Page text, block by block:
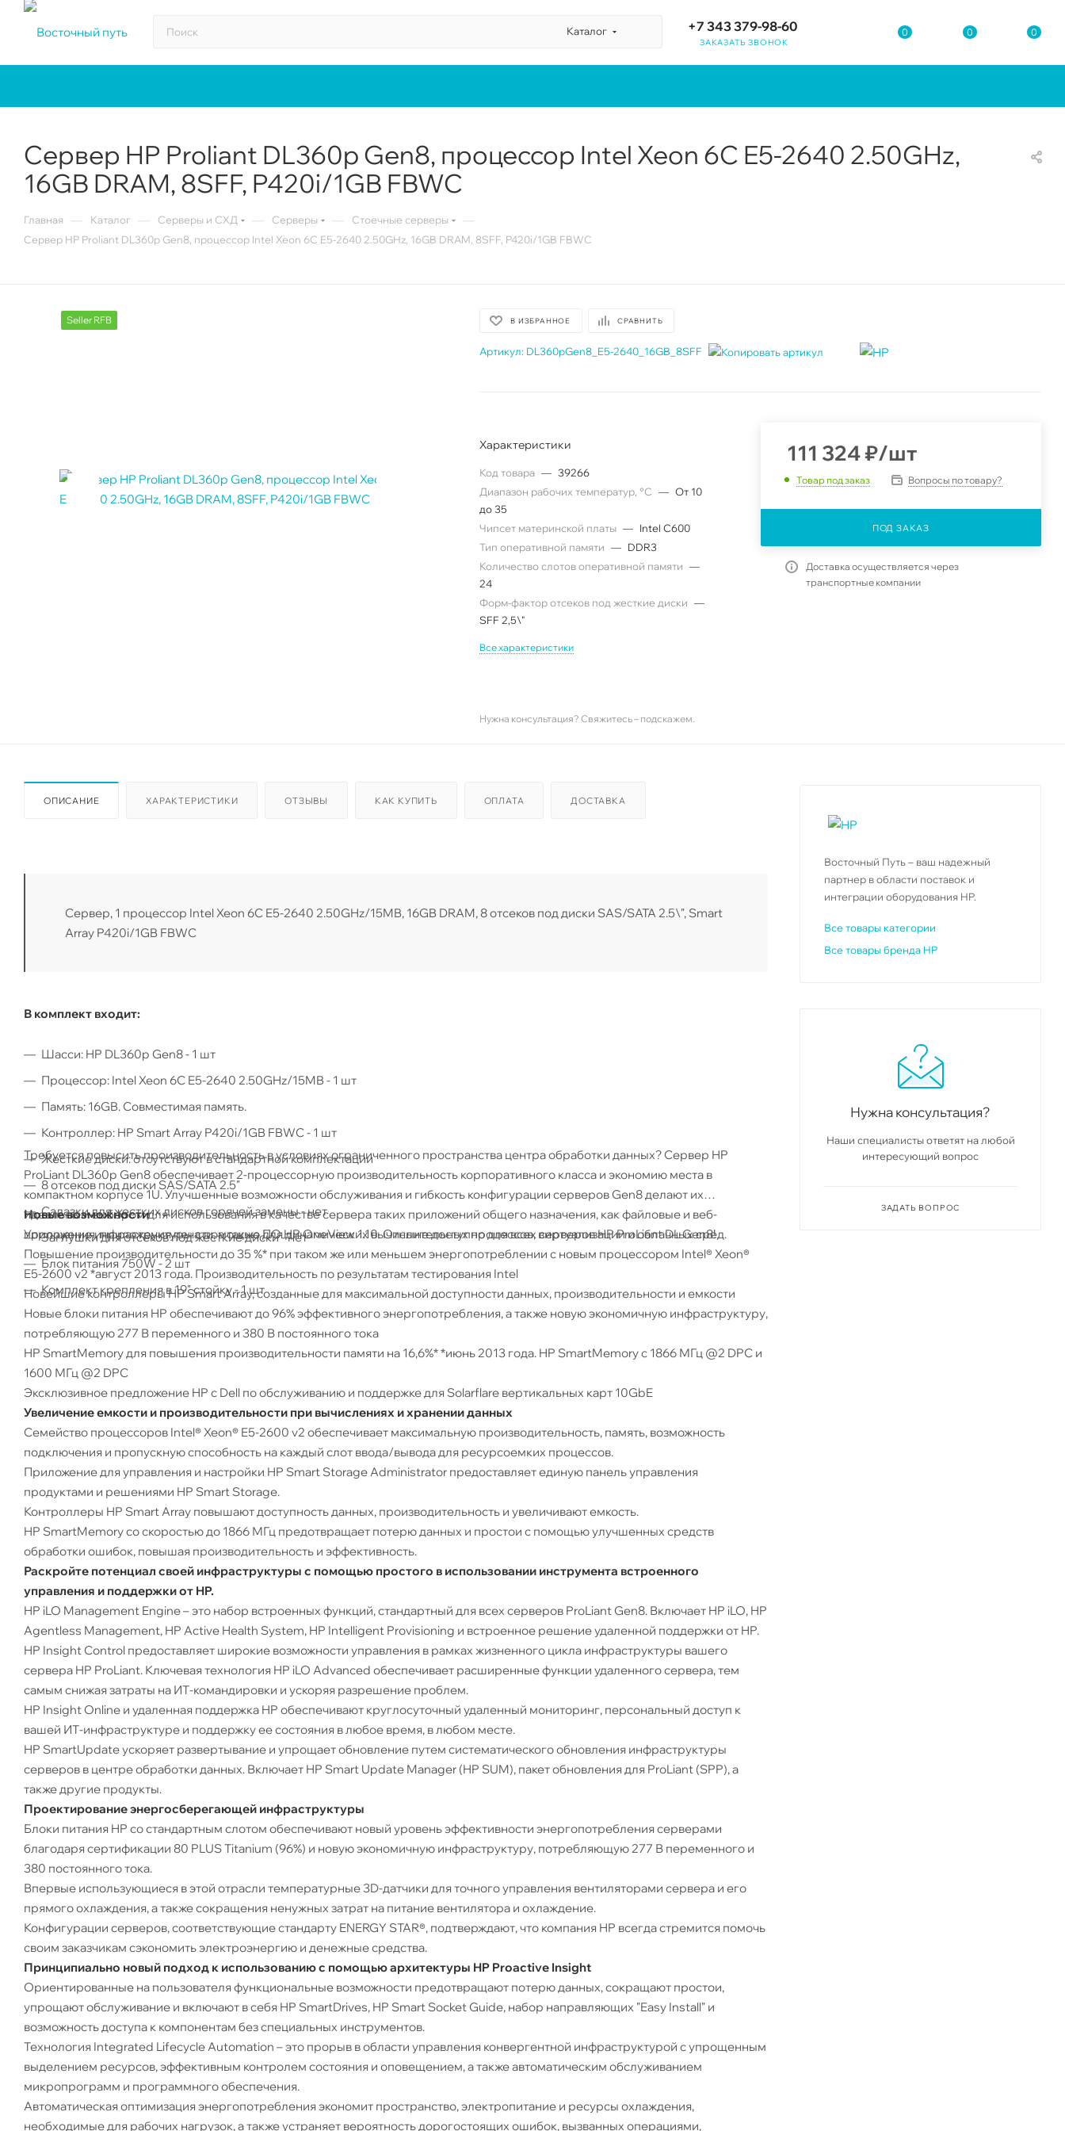
Каталог +7 343 379-98-60
ЗАКАЗАТЬ ЗВОНОК
0 0 0
Сервер HP Proliant DL360p Gen8, процессор Intel Xeon 6C E5-2640 2.50GHz,
16GB DRAM, 8SFF, P420i/1GB FBWC
Главная Каталог Серверы и СХД Серверы Стоечные серверы
Сервер HP Proliant DL360p Gen8, процессор Intel Xeon 6C E5-2640 2.50GHz, 16GB DRAM, 8SFF, P420i/1GB FBWC
Seller RFB В ИЗБРАННОЕ СРАВНИТЬ
Артикул: DL360pGen8_E5-2640_16GB_8SFF
Характеристики
Код товара — 39266
Диапазон рабочих температур, °C — От 10
до 35
Чипсет материнской платы — Intel C600
Тип оперативной памяти — DDR3
Количество слотов оперативной памяти —
24
Форм-фактор отсеков под жесткие диски —
SFF 2,5\"
Все характеристики
111 324₽/шт
Товар под заказ Вопросы по товару?
ПОД ЗАКАЗ
Доставка осуществляется через
транспортные компании
Нужна консультация? Свяжитесь – подскажем.
ОПИСАНИЕ ХАРАКТЕРИСТИКИ ОТЗЫВЫ КАК КУПИТЬ ОПЛАТА ДОСТАВКА
Сервер, 1 процессор Intel Xeon 6C E5-2640 2.50GHz/15MB, 16GB DRAM, 8 отсеков под диски SAS/SATA 2.5\", Smart
Array P420i/1GB FBWC
В комплект входит:
Шасси: HP DL360p Gen8 - 1 шт
Процессор: Intel Xeon 6C E5-2640 2.50GHz/15MB - 1 шт
Память: 16GB. Совместимая память.
Контроллер: HP Smart Array P420i/1GB FBWC - 1 шт
Жесткие диски: отсутствуют в стандартной комплектации
8 отсеков под диски SAS/SATA 2.5"
Салазки для жестких дисков горячей замены - нет
Заглушки для отсеков под жесткие диски - нет
Блок питания 750W - 2 шт
Комплект крепления в 19" стойку - 1 шт
Требуется повысить производительность в условиях ограниченного пространства центра обработки данных? Сервер HP
ProLiant DL360p Gen8 обеспечивает 2-процессорную производительность корпоративного класса и экономию места в
компактном корпусе 1U. Улучшенные возможности обслуживания и гибкость конфигурации серверов Gen8 делают их
идеальным выбором для использования в качестве сервера таких приложений общего назначения, как файловые и веб-
приложения, приложения печати, а также для динамических вычислительных процессов, виртуализации и облачных сред.
Новые возможности
Упрощение инфраструктуры с помощью ПО HP OneView 1.10. Отныне доступно для всех серверов HP ProLiant DL Gen8!
Повышение производительности до 35 %* при таком же или меньшем энергопотреблении с новым процессором Intel® Xeon®
E5-2600 v2 *август 2013 года. Производительность по результатам тестирования Intel
Новейшие контроллеры HP Smart Array, созданные для максимальной доступности данных, производительности и емкости
Новые блоки питания HP обеспечивают до 96% эффективного энергопотребления, а также новую экономичную инфраструктуру,
потребляющую 277 В переменного и 380 В постоянного тока
HP SmartMemory для повышения производительности памяти на 16,6%* *июнь 2013 года. HP SmartMemory с 1866 МГц @2 DPC и
1600 МГц @2 DPC
Эксклюзивное предложение HP с Dell по обслуживанию и поддержке для Solarflare вертикальных карт 10GbE
Увеличение емкости и производительности при вычислениях и хранении данных
Семейство процессоров Intel® Xeon® E5-2600 v2 обеспечивает максимальную производительность, память, возможность
подключения и пропускную способность на каждый слот ввода/вывода для ресурсоемких процессов.
Приложение для управления и настройки HP Smart Storage Administrator предоставляет единую панель управления
продуктами и решениями HP Smart Storage.
Контроллеры HP Smart Array повышают доступность данных, производительность и увеличивают емкость.
HP SmartMemory со скоростью до 1866 МГц предотвращает потерю данных и простои с помощью улучшенных средств
обработки ошибок, повышая производительность и эффективность.
Раскройте потенциал своей инфраструктуры с помощью простого в использовании инструмента встроенного
управления и поддержки от HP.
HP iLO Management Engine – это набор встроенных функций, стандартный для всех серверов ProLiant Gen8. Включает HP iLO, HP
Agentless Management, HP Active Health System, HP Intelligent Provisioning и встроенное решение удаленной поддержки от HP.
HP Insight Control предоставляет широкие возможности управления в рамках жизненного цикла инфраструктуры вашего
сервера HP ProLiant. Ключевая технология HP iLO Advanced обеспечивает расширенные функции удаленного сервера, тем
самым снижая затраты на ИТ-командировки и ускоряя разрешение проблем.
HP Insight Online и удаленная поддержка HP обеспечивают круглосуточный удаленный мониторинг, персональный доступ к
вашей ИТ-инфраструктуре и поддержку ее состояния в любое время, в любом месте.
HP SmartUpdate ускоряет развертывание и упрощает обновление путем систематического обновления инфраструктуры
серверов в центре обработки данных. Включает HP Smart Update Manager (HP SUM), пакет обновления для ProLiant (SPP), а
также другие продукты.
Проектирование энергосберегающей инфраструктуры
Блоки питания HP со стандартным слотом обеспечивают новый уровень эффективности энергопотребления серверами
благодаря сертификации 80 PLUS Titanium (96%) и новую экономичную инфраструктуру, потребляющую 277 В переменного и
380 постоянного тока.
Впервые использующиеся в этой отрасли температурные 3D-датчики для точного управления вентиляторами сервера и его
прямого охлаждения, а также сокращения ненужных затрат на питание вентилятора и охлаждение.
Конфигурации серверов, соответствующие стандарту ENERGY STAR®, подтверждают, что компания HP всегда стремится помочь
своим заказчикам сэкономить электроэнергию и денежные средства.
Принципиально новый подход к использованию с помощью архитектуры HP Proactive Insight
Ориентированные на пользователя функциональные возможности предотвращают потерю данных, сокращают простои,
упрощают обслуживание и включают в себя HP SmartDrives, HP Smart Socket Guide, набор направляющих "Easy Install" и
возможность доступа к компонентам без специальных инструментов.
Технология Integrated Lifecycle Automation – это прорыв в области управления конвергентной инфраструктурой с упрощенным
выделением ресурсов, эффективным контролем состояния и оповещением, а также автоматическим обслуживанием
микропрограмм и программного обеспечения.
Автоматическая оптимизация энергопотребления экономит пространство, электропитание и ресурсы охлаждения,
необходимые для рабочих нагрузок, а также устраняет вероятность дорогостоящих ошибок, вызванных операциями,
Восточный Путь – ваш надежный
партнер в области поставок и
интеграции оборудования HP.
Все товары категории
Все товары бренда HP
Нужна консультация?
Наши специалисты ответят на любой
интересующий вопрос
ЗАДАТЬ ВОПРОС